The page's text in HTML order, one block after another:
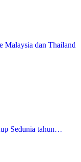
Malaysia dan Thailand
Sedunia tahun…